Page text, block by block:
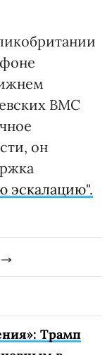
ВМС
он
эскалацию".
Трамп